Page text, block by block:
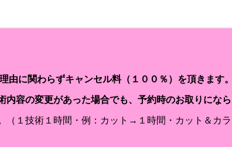
理由に関わらずキャンセル料（１００％）を頂きます。
内容の変更があった場合でも、予約時のお取りになら
（１技術１時間・例：カット→１時間・カット＆カラ